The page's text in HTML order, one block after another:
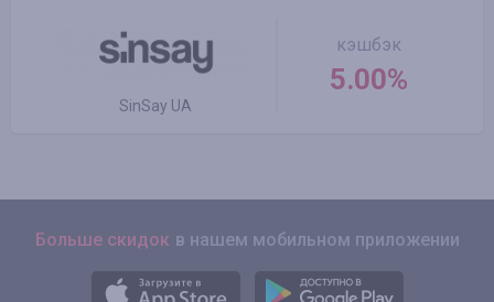
SinSay UA
кэшбэк
5.00%
Больше скидок в нашем мобильном приложении